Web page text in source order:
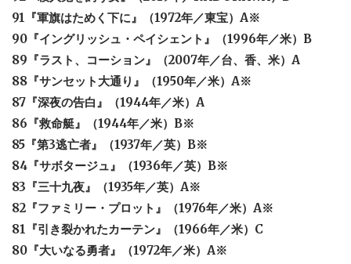
91『軍旗はためく下に』（1972年／東宝）A※
90『イングリッシュ・ペイシェント』（1996年／米）B
89『ラスト、コーション』（2007年／台、香、米）A
88『サンセット大通り』（1950年／米）A※
87『深夜の告白』（1944年／米）A
86『救命艇』（1944年／米）B※
85『第3逃亡者』（1937年／英）B※
84『サボタージュ』（1936年／英）B※
83『三十九夜』（1935年／英）A※
82『ファミリー・プロット』（1976年／米）A※
81『引き裂かれたカーテン』（1966年／米）C
80『大いなる勇者』（1972年／米）A※